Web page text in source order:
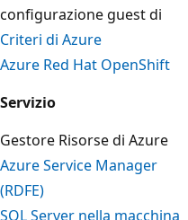
configurazione guest di
Criteri di Azure
Azure Red Hat OpenShift
Servizio
Gestore Risorse di Azure
Azure Service Manager
(RDFE)
SQL Server nella macchina